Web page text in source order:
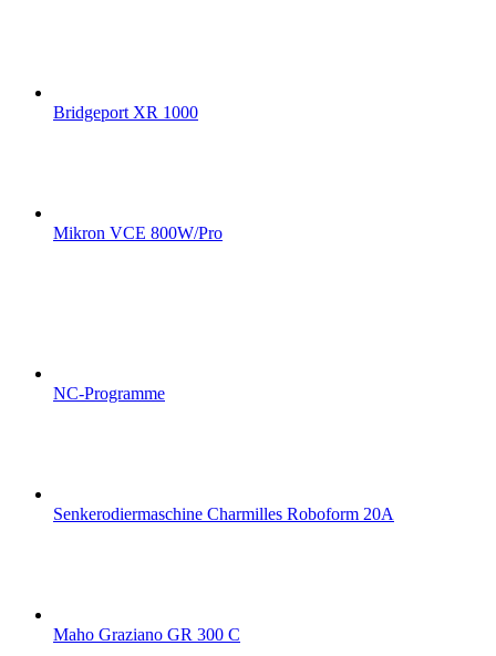
Bridgeport XR 1000
Mikron VCE 800W/Pro
NC-Programme
Senkerodiermaschine Charmilles Roboform 20A
Maho Graziano GR 300 C